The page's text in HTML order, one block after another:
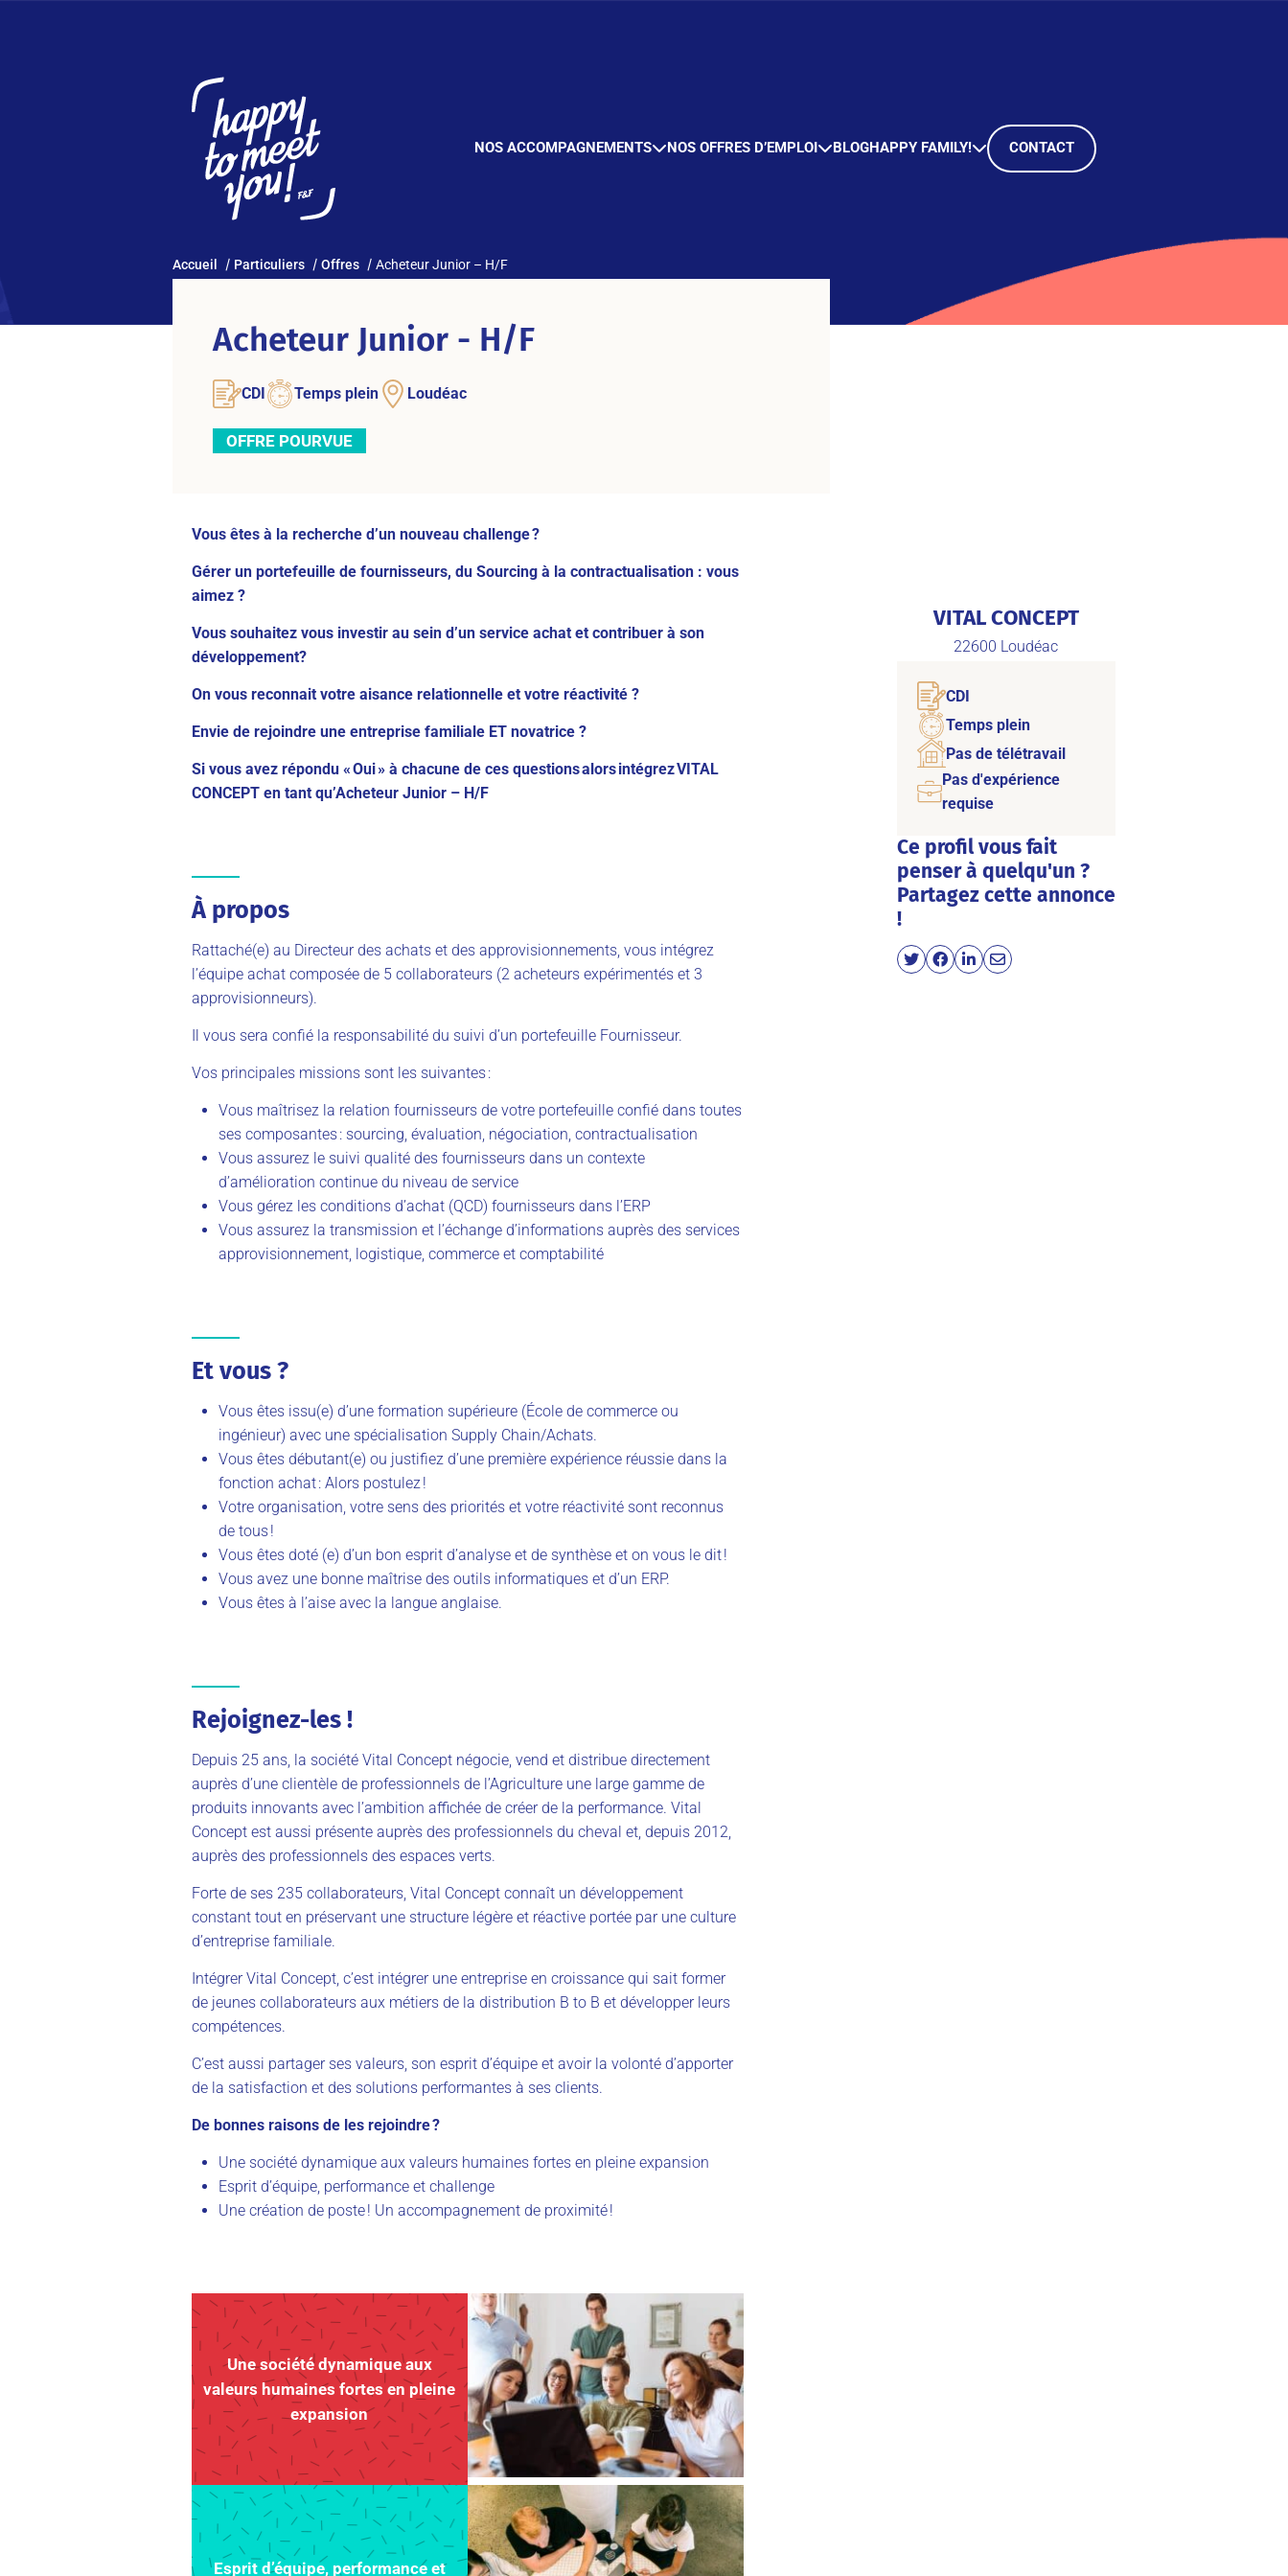
NOS ACCOMPAGNEMENTS NOS OFFRES D’EMPLOI BLOGHAPPY FAMILY! CONTACT
Accueil Particuliers Offres Acheteur Junior – H/F
Acheteur Junior - H/F
CDI Temps plein Loudéac
OFFRE POURVUE
Vous êtes à la recherche d’un nouveau challenge ?
Gérer un portefeuille de fournisseurs, du Sourcing à la contractualisation : vous
aimez ?
Vous souhaitez vous investir au sein d’un service achat et contribuer à son
développement?
On vous reconnait votre aisance relationnelle et votre réactivité ?
Envie de rejoindre une entreprise familiale ET novatrice ?
Si vous avez répondu « Oui » à chacune de ces questions alors intégrez VITAL
CONCEPT en tant qu’Acheteur Junior – H/F
À propos
Rattaché(e) au Directeur des achats et des approvisionnements, vous intégrez
l’équipe achat composée de 5 collaborateurs (2 acheteurs expérimentés et 3
approvisionneurs).
Il vous sera confié la responsabilité du suivi d’un portefeuille Fournisseur.
Vos principales missions sont les suivantes :
Vous maîtrisez la relation fournisseurs de votre portefeuille confié dans toutes
ses composantes : sourcing, évaluation, négociation, contractualisation
Vous assurez le suivi qualité des fournisseurs dans un contexte
d’amélioration continue du niveau de service
Vous gérez les conditions d’achat (QCD) fournisseurs dans l’ERP
Vous assurez la transmission et l’échange d’informations auprès des services
approvisionnement, logistique, commerce et comptabilité
Et vous ?
Vous êtes issu(e) d’une formation supérieure (École de commerce ou
ingénieur) avec une spécialisation Supply Chain/Achats.
Vous êtes débutant(e) ou justifiez d’une première expérience réussie dans la
fonction achat : Alors postulez !
Votre organisation, votre sens des priorités et votre réactivité sont reconnus
de tous !
Vous êtes doté (e) d’un bon esprit d’analyse et de synthèse et on vous le dit !
Vous avez une bonne maîtrise des outils informatiques et d’un ERP.
Vous êtes à l’aise avec la langue anglaise.
Rejoignez-les !
Depuis 25 ans, la société Vital Concept négocie, vend et distribue directement
auprès d’une clientèle de professionnels de l’Agriculture une large gamme de
produits innovants avec l’ambition affichée de créer de la performance. Vital
Concept est aussi présente auprès des professionnels du cheval et, depuis 2012,
auprès des professionnels des espaces verts.
Forte de ses 235 collaborateurs, Vital Concept connaît un développement
constant tout en préservant une structure légère et réactive portée par une culture
d’entreprise familiale.
Intégrer Vital Concept, c’est intégrer une entreprise en croissance qui sait former
de jeunes collaborateurs aux métiers de la distribution B to B et développer leurs
compétences.
C’est aussi partager ses valeurs, son esprit d’équipe et avoir la volonté d’apporter
de la satisfaction et des solutions performantes à ses clients.
De bonnes raisons de les rejoindre ?
Une société dynamique aux valeurs humaines fortes en pleine expansion
Esprit d’équipe, performance et challenge
Une création de poste ! Un accompagnement de proximité !
Une société dynamique aux
valeurs humaines fortes en pleine
expansion
Esprit d’équipe, performance et
VITAL CONCEPT
22600 Loudéac
CDI
Temps plein
Pas de télétravail
Pas d'expérience
requise
Ce profil vous fait
penser à quelqu'un ?
Partagez cette annonce
!